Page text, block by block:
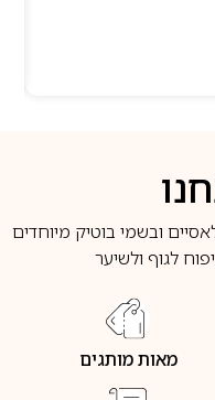
ובשמי בוטיק מיוחדים
לגוף ולשיער
מאות מותגים